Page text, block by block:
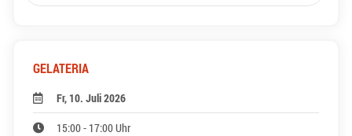
GELATERIA
Fr, 10. Juli 2026
15:00 - 17:00 Uhr